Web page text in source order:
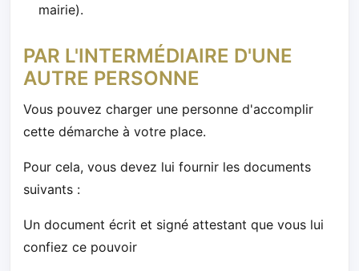
mairie).
PAR L'INTERMÉDIAIRE D'UNE
AUTRE PERSONNE
Vous pouvez charger une personne d'accomplir
cette démarche à votre place.
Pour cela, vous devez lui fournir les documents
suivants :
Un document écrit et signé attestant que vous lui
confiez ce pouvoir